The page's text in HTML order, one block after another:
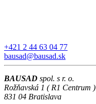
+421 2 44 63 04 77
bausad@bausad.sk
BAUSAD spol. s r. o.
Rožňavská 1 ( R1 Centrum )
831 04 Bratislava